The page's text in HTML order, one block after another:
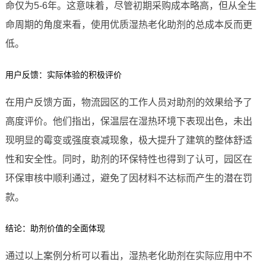
命仅为5-6年。这意味着，尽管初期采购成本略高，但从全生
命周期的角度来看，使用优质湿热老化助剂的总成本反而更
低。
用户反馈：实际体验的积极评价
在用户反馈方面，物流园区的工作人员对助剂的效果给予了
高度评价。他们指出，保温层在湿热环境下表现出色，未出
现明显的霉变或强度衰减现象，极大提升了建筑的整体舒适
性和安全性。同时，助剂的环保特性也得到了认可，园区在
环保审核中顺利通过，避免了因材料不达标而产生的潜在罚
款。
结论：助剂价值的全面体现
通过以上案例分析可以看出，湿热老化助剂在实际应用中不